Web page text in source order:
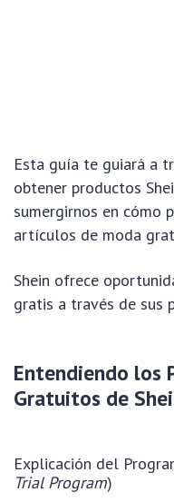
Esta guía te guiará a
obtener productos
sumergirnos en cómo
artículos de moda
Shein ofrece
gratis a través de sus
Entendiendo los
Gratuitos de
Explicación del
Trial Program)